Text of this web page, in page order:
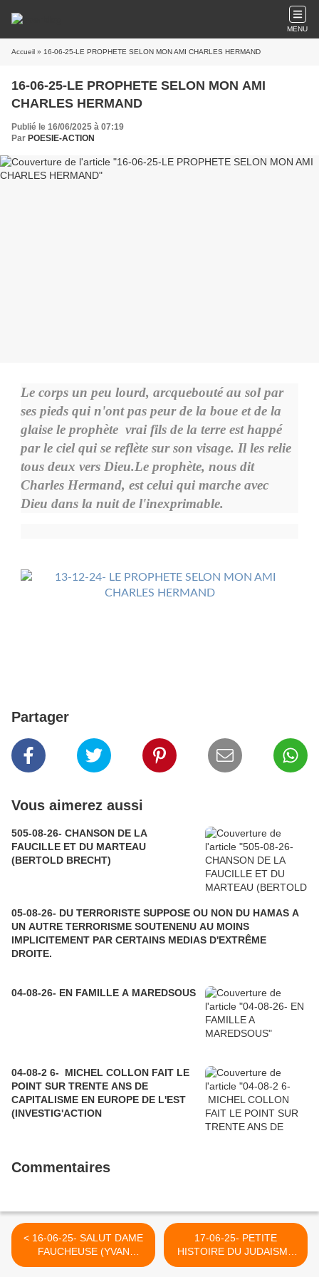
MENU
Accueil » 16-06-25-LE PROPHETE SELON MON AMI CHARLES HERMAND
16-06-25-LE PROPHETE SELON MON AMI
CHARLES HERMAND
Publié le 16/06/2025 à 07:19
Par POESIE-ACTION
Le corps un peu lourd, arcquebouté au sol par
ses pieds qui n'ont pas peur de la boue et de la
glaise le prophète vrai fils de la terre est happé
par le ciel qui se reflète sur son visage. Il les relie
tous deux vers Dieu.Le prophète, nous dit
Charles Hermand, est celui qui marche avec
Dieu dans la nuit de l'inexprimable.
Partager
Vous aimerez aussi
505-08-26- CHANSON DE LA
FAUCILLE ET DU MARTEAU
(BERTOLD BRECHT)
05-08-26- DU TERRORISTE SUPPOSE OU NON DU HAMAS A
UN AUTRE TERRORISME SOUTENENU AU MOINS
IMPLICITEMENT PAR CERTAINS MEDIAS D'EXTRÊME
DROITE.
04-08-26- EN FAMILLE A MAREDSOUS
04-08-2 6- MICHEL COLLON FAIT LE
POINT SUR TRENTE ANS DE
CAPITALISME EN EUROPE DE L'EST
(INVESTIG'ACTION
Commentaires
< 16-06-25- SALUT DAME
FAUCHEUSE (YVAN
BALCHOY)
17-06-25- PETITE
HISTOIRE DU JUDAISME
ANTISIONISTE (JOSE